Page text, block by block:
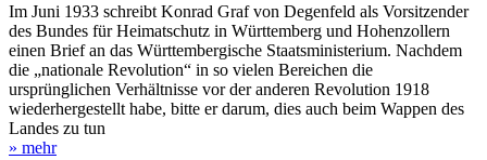
Im Juni 1933 schreibt Konrad Graf von Degenfeld als Vorsitzender
des Bundes für Heimatschutz in Württemberg und Hohenzollern
einen Brief an das Württembergische Staatsministerium. Nachdem
die „nationale Revolution“ in so vielen Bereichen die
ursprünglichen Verhältnisse vor der anderen Revolution 1918
wiederhergestellt habe, bitte er darum, dies auch beim Wappen des
Landes zu tun
» mehr